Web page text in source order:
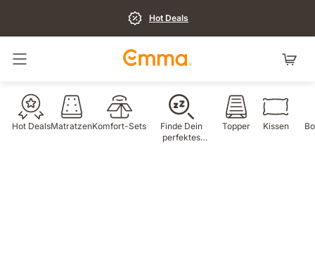
Hot Deals
Navigation umschalten
Hot DealsMatratzenKomfort-Sets
Finde Dein
perfektes
Topper Kissen